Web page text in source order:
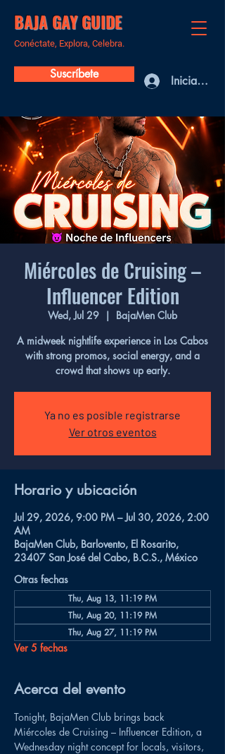
BAJA GAY GUIDE
Conéctate, Explora, Celebra.
Suscríbete Iniciar sesión
Miércoles de Cruising –
Influencer Edition
Wed, Jul 29
  |
BajaMen Club
A midweek nightlife experience in Los Cabos
with strong promos, social energy, and a
crowd that shows up early.
Ya no es posible registrarse
Ver otros eventos
Horario y ubicación
Jul 29, 2026, 9:00 PM – Jul 30, 2026, 2:00
AM
BajaMen Club, Barlovento, El Rosarito,
23407 San José del Cabo, B.C.S., México
Otras fechas
Thu, Aug 13, 11:19 PM
Thu, Aug 20, 11:19 PM
Thu, Aug 27, 11:19 PM
Ver 5 fechas
Acerca del evento
Tonight, BajaMen Club brings back
Miércoles de Cruising – Influencer Edition, a
Wednesday night concept for locals, visitors,